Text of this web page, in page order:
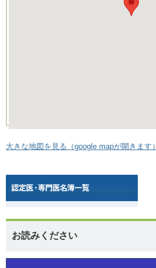
大きな地図を見る（google mapが開きます）
お読みください